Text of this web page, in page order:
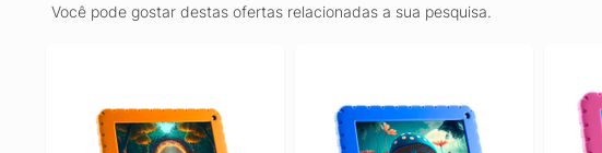
Você pode gostar destas ofertas relacionadas a sua pesquisa.